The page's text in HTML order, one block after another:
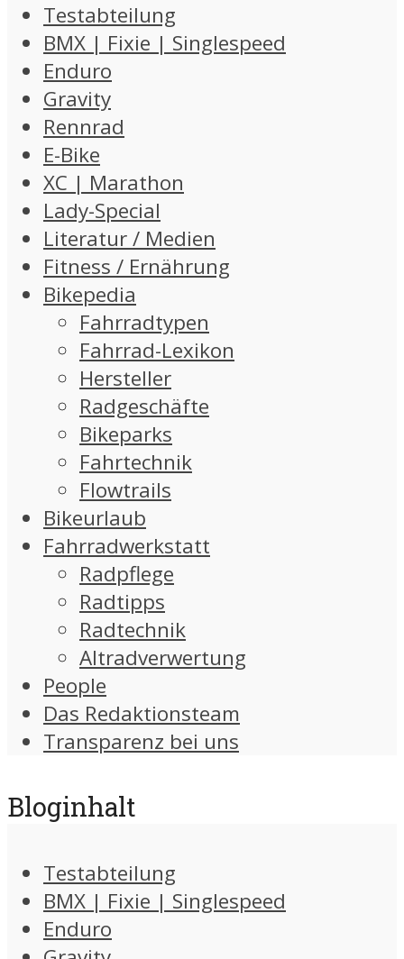
Testabteilung
BMX | Fixie | Singlespeed
Enduro
Gravity
Rennrad
E-Bike
XC | Marathon
Lady-Special
Literatur / Medien
Fitness / Ernährung
Bikepedia
Fahrradtypen
Fahrrad-Lexikon
Hersteller
Radgeschäfte
Bikeparks
Fahrtechnik
Flowtrails
Bikeurlaub
Fahrradwerkstatt
Radpflege
Radtipps
Radtechnik
Altradverwertung
People
Das Redaktionsteam
Transparenz bei uns
Bloginhalt
Testabteilung
BMX | Fixie | Singlespeed
Enduro